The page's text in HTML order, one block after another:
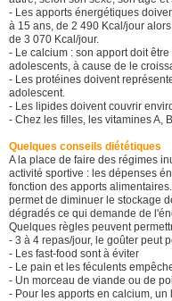
- Les apports énergétiques
à 15 ans, de 2 490 Kcal/jour
de 3 070 Kcal/jour.
- Le calcium : son apport doit
adolescents, à cause de le
- Les protéines doivent
adolescent.
- Les lipides doivent couvrir
- Chez les filles, les vitamines A,
Quelques conseils diététiques
A la place de faire des régimes
activité sportive : les dépenses
fonction des apports
permet de diminuer le stockage
dégradés ce qui demande de
Quelques règles peuvent
- 3 à 4 repas/jour, le goûter peut
- Les fast-food sont à éviter
- Le pain et les féculents
- Un morceau de viande ou de
- Pour les apports en calcium,